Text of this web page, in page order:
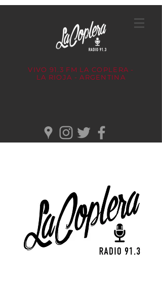
VIVO 91.3 FM LA COPLERA -
LA RIOJA - ARGENTINA